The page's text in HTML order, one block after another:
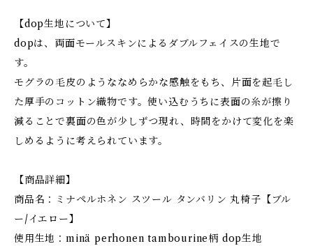
【dop生地について】
dopは、両面モールスキンによるダブルフェイスの生地で
す。
モグラの毛皮のようななめらかな感触をもち、片面を起毛し
た厚手のコットン織物です。使い込むうちに表面の糸が擦り
減ることで裏面の色が少しずつ現れ、時間をかけて変化を楽
しめるように考えられています。
【商品詳細】
商品名：ミナペルホネン スツール タンバリン 丸椅子【ブル
ー/イエロー】
使用生地：minä perhonen tambourine柄 dop生地